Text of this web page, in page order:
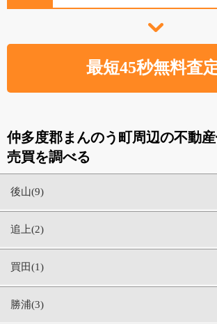
仲多度郡まんのう町周辺の不動
売買を調べる
後山(9)
追上(2)
買田(1)
勝浦(3)